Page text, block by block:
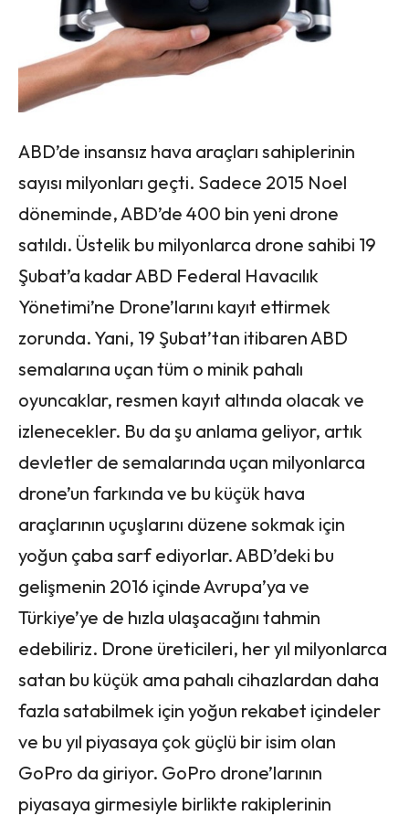
ABD’de insansız hava araçları sahiplerinin
sayısı milyonları geçti. Sadece 2015 Noel
döneminde, ABD’de 400 bin yeni drone
satıldı. Üstelik bu milyonlarca drone sahibi 19
Şubat’a kadar ABD Federal Havacılık
Yönetimi’ne Drone’larını kayıt ettirmek
zorunda. Yani, 19 Şubat’tan itibaren ABD
semalarına uçan tüm o minik pahalı
oyuncaklar, resmen kayıt altında olacak ve
izlenecekler. Bu da şu anlama geliyor, artık
devletler de semalarında uçan milyonlarca
drone’un farkında ve bu küçük hava
araçlarının uçuşlarını düzene sokmak için
yoğun çaba sarf ediyorlar. ABD’deki bu
gelişmenin 2016 içinde Avrupa’ya ve
Türkiye’ye de hızla ulaşacağını tahmin
edebiliriz. Drone üreticileri, her yıl milyonlarca
satan bu küçük ama pahalı cihazlardan daha
fazla satabilmek için yoğun rekabet içindeler
ve bu yıl piyasaya çok güçlü bir isim olan
GoPro da giriyor. GoPro drone’larının
piyasaya girmesiyle birlikte rakiplerinin